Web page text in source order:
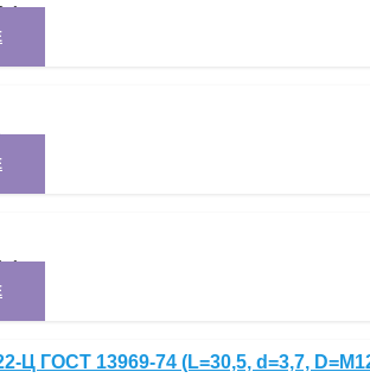
1
1
Ц ГОСТ 13969-74 (L=30,5, d=3,7,